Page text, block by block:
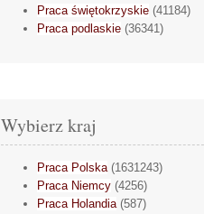
Praca świętokrzyskie (41184)
Praca podlaskie (36341)
Wybierz kraj
Praca Polska(1631243)
Praca Niemcy (4256)
Praca Holandia(587)